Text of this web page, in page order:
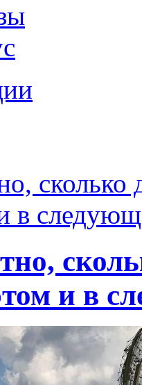
и в